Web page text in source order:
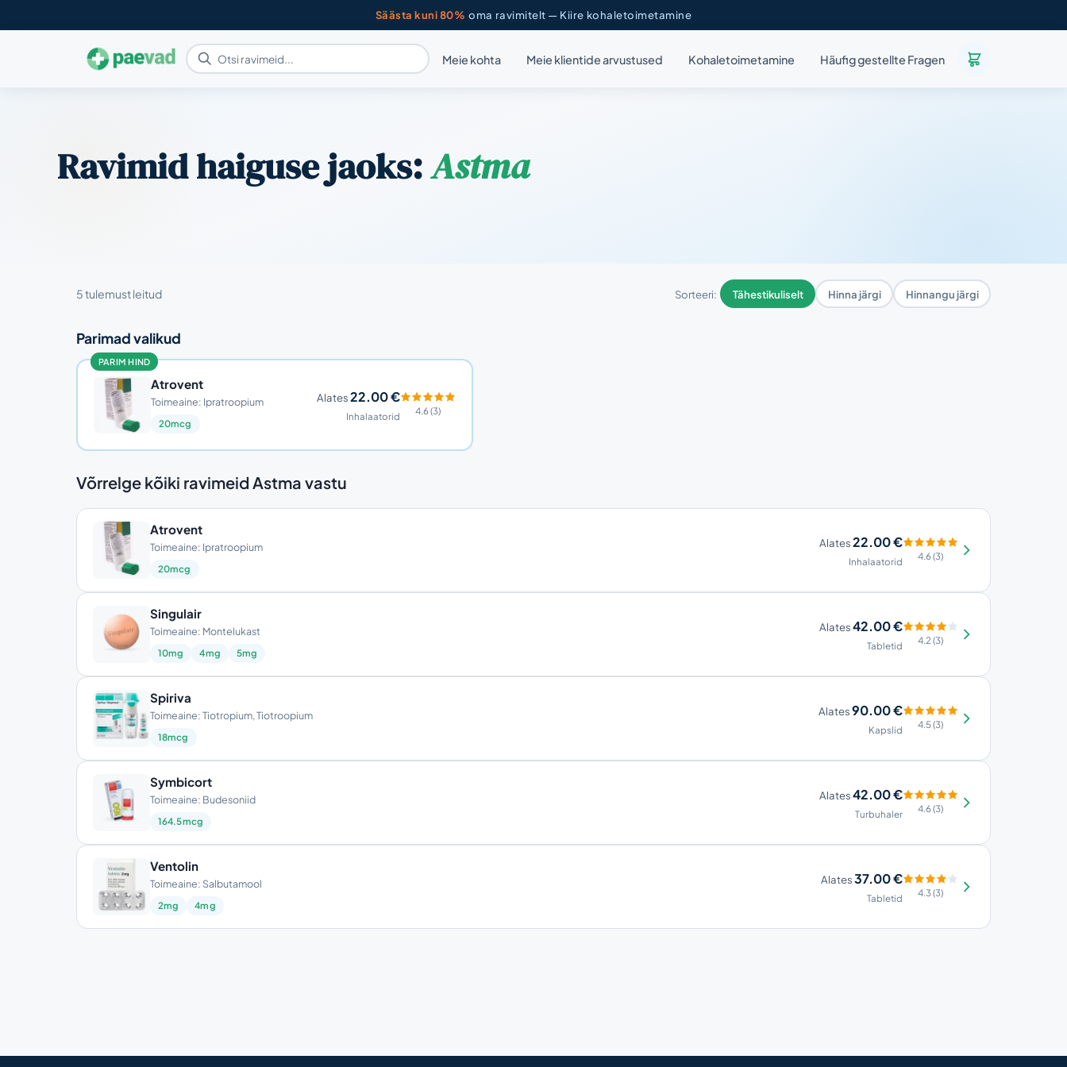
Säästa kuni 80% oma ravimitelt — Kiire kohaletoimetamine
Meie kohta Meie klientide arvustused Kohaletoimetamine Häufig gestellte Fragen
Ravimid haiguse jaoks:Astma
5 tulemust leitud Sorteeri: Tähestikuliselt Hinna järgi Hinnangu järgi
Parimad valikud
PARIM HIND
Atrovent
Toimeaine: Ipratroopium
20mcg
Alates22.00 €
Inhalaatorid 4.6 (3)
Võrrelge kõiki ravimeid Astma vastu
Atrovent
Toimeaine: Ipratroopium
20mcg
Alates22.00 €
Inhalaatorid 4.6 (3)
Spiriva
Toimeaine: Tiotropium, Tiotroopium
18mcg
Alates90.00 €
Kapslid 4.5 (3)
Symbicort
Toimeaine: Budesoniid
164.5mcg
Alates42.00 €
Turbuhaler 4.6 (3)
Singulair
Toimeaine: Montelukast
10mg 4mg 5mg
Alates42.00 €
Tabletid 4.2 (3)
Ventolin
Toimeaine: Salbutamool
2mg 4mg
Alates37.00 €
Tabletid 4.3 (3)